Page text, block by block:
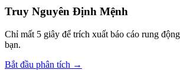
Truy Nguyên Định Mệnh
Chỉ mất 5 giây để trích xuất báo cáo rung
bạn.
Bắt đầu phân tích →